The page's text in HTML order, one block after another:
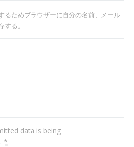
るためブラウザーに自分の名前、メール
る。
data is being
.*